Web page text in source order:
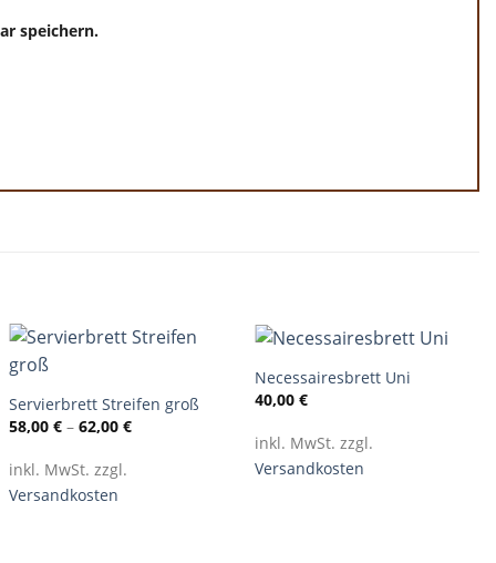
speichern.
+
Servierbrett Streifen groß
58,00€ –62,00€
inkl. MwSt. zzgl.
Versandkosten
+
Necessairesbrett Uni
40,00€
inkl. MwSt. zzgl.
Versandkosten